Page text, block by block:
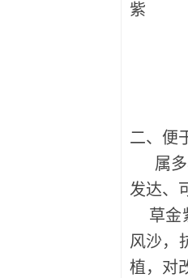
紫
二、便
属多
发达、
草金
风沙，
植，对